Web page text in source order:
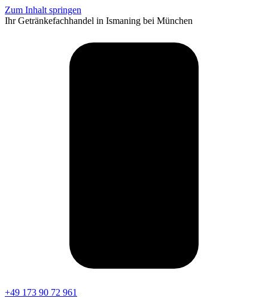
Zum Inhalt springen
Ihr Getränkefachhandel in Ismaning bei München
+49 173 90 72 961